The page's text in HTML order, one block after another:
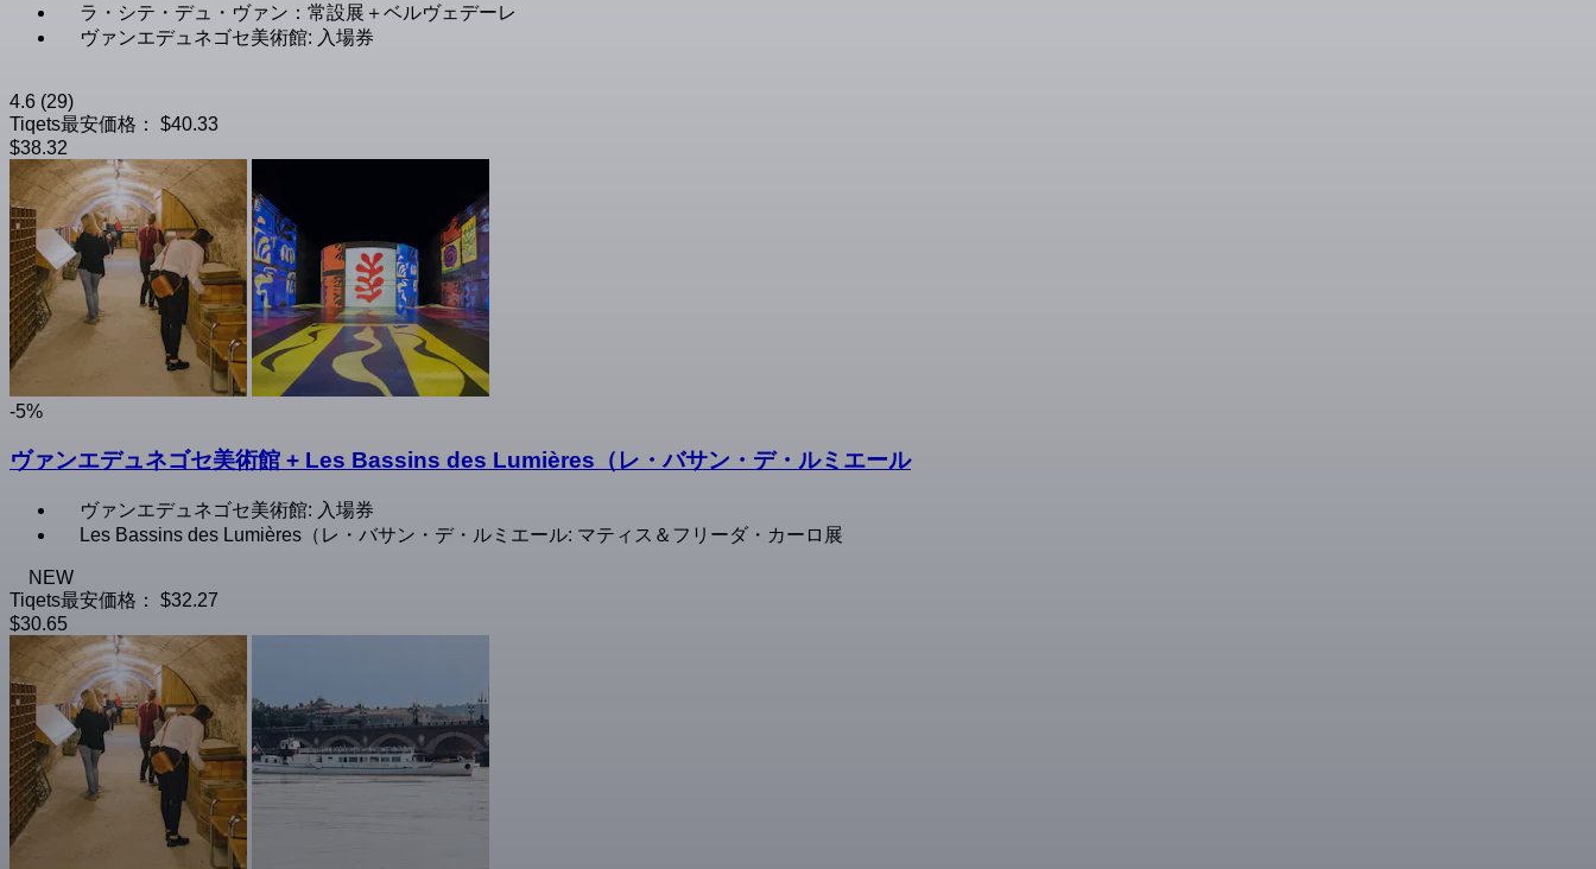
ラ・シテ・デュ・ヴァン：常設展＋ベルヴェデーレ
ヴァンエデュネゴセ美術館: 入場券
4.6 (29)
Tiqets最安価格：
$40.33
$38.32
-5%
ヴァンエデュネゴセ美術館 + Les Bassins des Lumières（レ・バサン・デ・ルミエール
ヴァンエデュネゴセ美術館: 入場券
Les Bassins des Lumières（レ・バサン・デ・ルミエール: マティス＆フリーダ・カーロ展
NEW
Tiqets最安価格：
$32.27
$30.65